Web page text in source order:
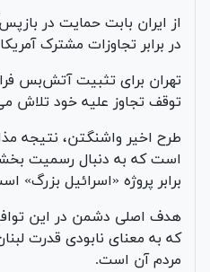
از ایران بابت حمایت در
در برابر تجاوزات مشترک
تهران برای تثبیت آتش‌بس
توقف تجاوز علیه خود تلاش
طرح اخیر واشنگتن، نتیجه
است که به دنبال رسمیت
برابر پروژه «اسرائیل بزرگ»
هدف اصلی دشمن در این
که به معنای نابودی قدرت
مردم آن است.